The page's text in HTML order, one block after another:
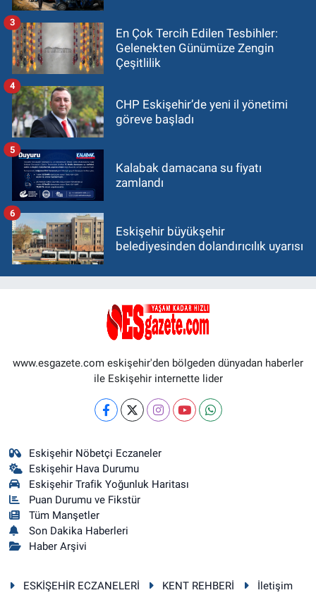
En Çok Tercih Edilen Tesbihler:
Gelenekten Günümüze Zengin
Çeşitlilik
3
CHP Eskişehir’de yeni il yönetimi
göreve başladı
4
Kalabak damacana su fiyatı
zamlandı
5
Eskişehir büyükşehir
belediyesinden dolandırıcılık uyarısı
6
www.esgazete.com eskişehir'den bölgeden dünyadan haberler
ile Eskişehir internette lider
Eskişehir Nöbetçi Eczaneler
Eskişehir Hava Durumu
Eskişehir Trafik Yoğunluk Haritası
Puan Durumu ve Fikstür
Tüm Manşetler
Son Dakika Haberleri
Haber Arşivi
ESKİŞEHİR ECZANELERİ KENT REHBERİ
İletişim